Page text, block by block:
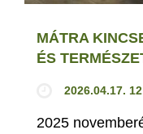
MÁTRA
ÉS
2026.04.17.
2025